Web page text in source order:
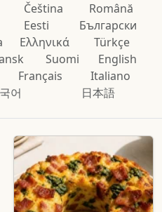
Čeština
Română
Eesti
Български
Ελληνικά
Türkçe
Suomi
English
Français
Italiano
어 日本語